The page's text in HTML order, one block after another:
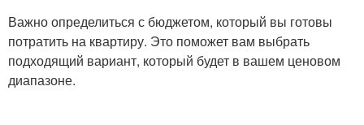
Важно определиться с бюджетом, который вы готовы
потратить на квартиру. Это поможет вам выбрать
подходящий вариант, который будет в вашем ценовом
диапазоне.